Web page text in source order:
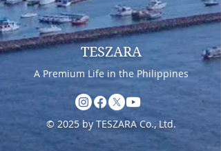
TESZARA
A Premium Life in the Philippines
© 2025 by TESZARA Co., Ltd.